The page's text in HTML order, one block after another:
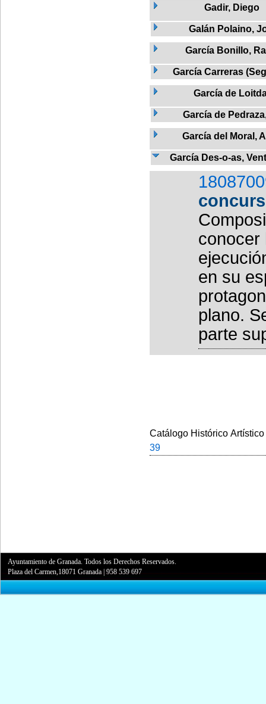
Gadir, Diego
Galán Polaino,
García Bonillo,
García Carreras
García de
García de
García del Moral,
García Des-o-as,
conocer
en su
plano.
parte
Catálogo Histórico
39
Ayuntamiento de Granada. Todos los Derechos Reservados.
Plaza del Carmen,18071 Granada |958 539 697